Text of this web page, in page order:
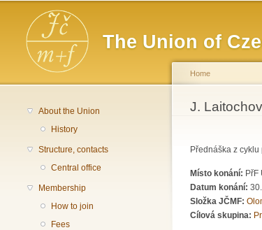
The Union of
Main menu
About the Union
History
Structure, contacts
Central office
Membership
How to join
Fees
You are
Home
J.
Přednáška z
Místo konání: PřF
Datum konání:
Složka JČMF:
Cílová skupina: